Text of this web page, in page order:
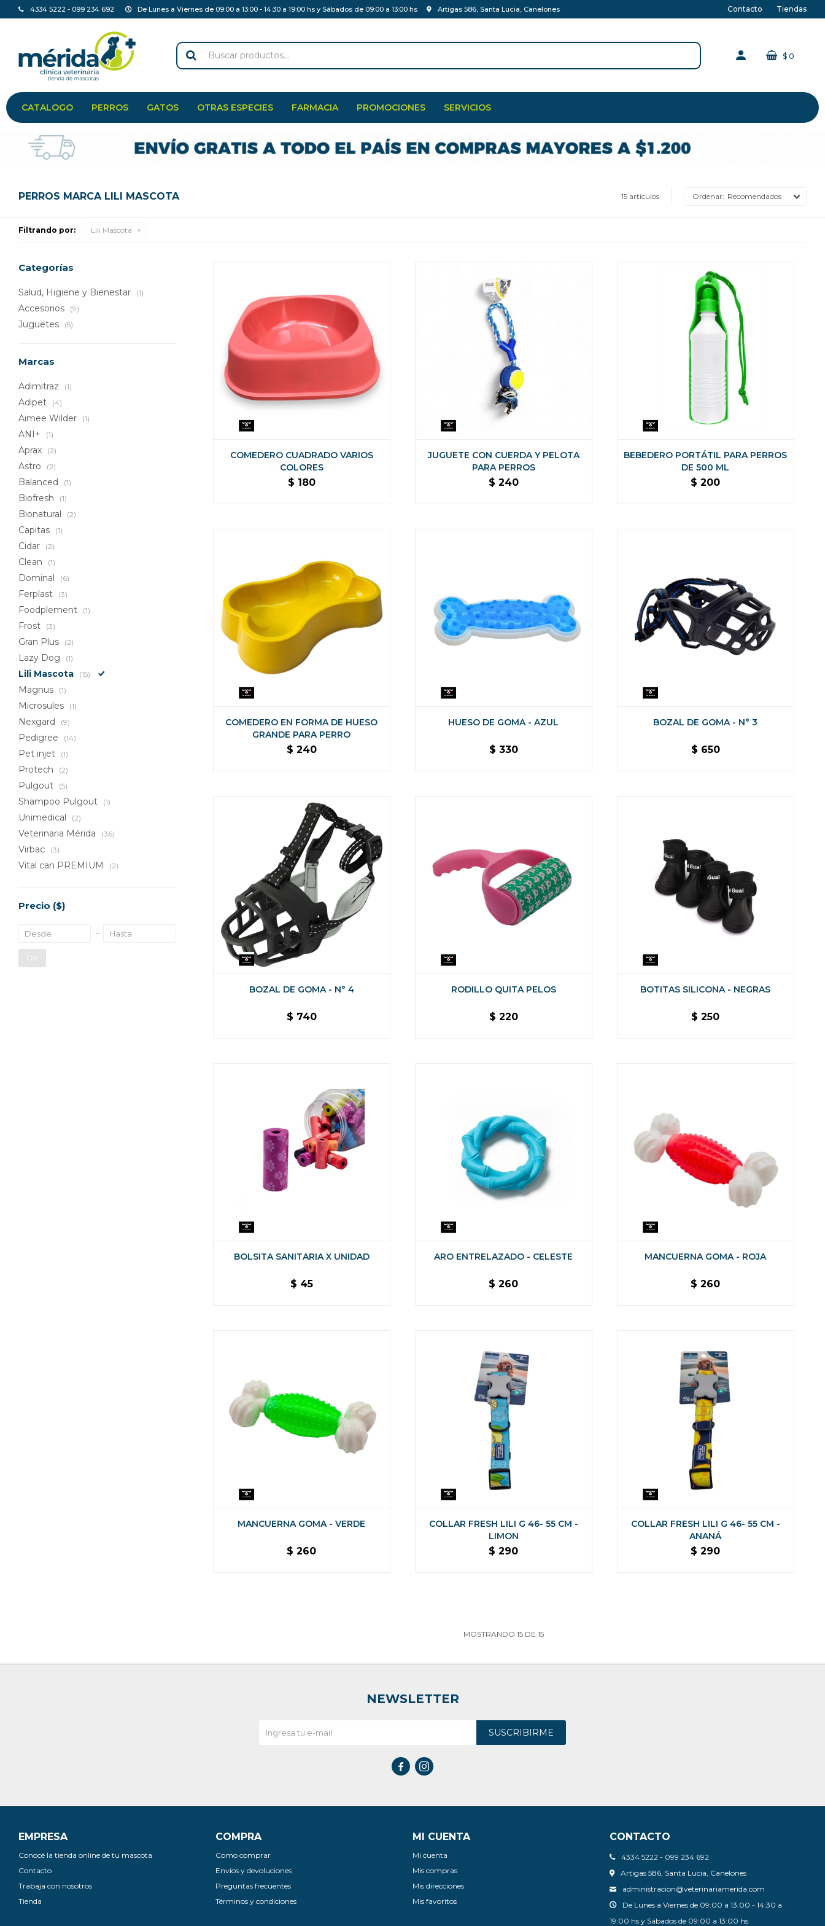
CATALOGO PERROS GATOS OTRAS ESPECIES FARMACIA PROMOCIONES SERVICIOS
$ 0
4334 5222 - 099 234 692 De Lunes a Viernes de 09:00 a 13:00 - 14:30 a 19:00 hs y Sábados de 09:00 a 13:00 hs Artigas 586, Santa Lucia, Canelones Contacto Tiendas
PERROS MARCA LILI MASCOTA 15 artículos Recomendados
Filtrando por: Lili Mascota
COMEDERO CUADRADO VARIOS
COLORES
$ 180
JUGUETE CON CUERDA Y PELOTA
PARA PERROS
$ 240
BEBEDERO PORTÁTIL PARA PERROS
DE 500 ML
$ 200
COMEDERO EN FORMA DE HUESO
GRANDE PARA PERRO
$ 240
HUESO DE GOMA - AZUL
$ 330
BOZAL DE GOMA - N° 3
$ 650
BOZAL DE GOMA - N° 4
$ 740
RODILLO QUITA PELOS
$ 220
BOTITAS SILICONA - NEGRAS
$ 250
BOLSITA SANITARIA X UNIDAD
$ 45
ARO ENTRELAZADO - CELESTE
$ 260
MANCUERNA GOMA - ROJA
$ 260
MANCUERNA GOMA - VERDE
$ 260
COLLAR FRESH LILI G 46- 55 CM -
LIMON
$ 290
COLLAR FRESH LILI G 46- 55 CM -
ANANÁ
$ 290
MOSTRANDO 15DE 15
Categorías
Salud, Higiene y Bienestar (1)
Accesorios (9)
Juguetes (5)
Marcas
Adimitraz (1)
Adipet (4)
Aimee Wilder (1)
ANI+ (1)
Aprax (2)
Astro (2)
Balanced (1)
Biofresh (1)
Bionatural (2)
Capitas (1)
Cidar (2)
Clean (1)
Dominal (6)
Ferplast (3)
Foodplement (1)
Frost (3)
Gran Plus (2)
Lazy Dog (1)
Lili Mascota (15)
Magnus (1)
Microsules (1)
Nexgard (9)
Pedigree (14)
Pet injet (1)
Protech (2)
Pulgout (5)
Shampoo Pulgout (1)
Unimedical (2)
Veterinaria Mérida (36)
Virbac (3)
Vital can PREMIUM (2)
Precio ($)
OK
CONTACTO
4334 5222 - 099 234 692
Artigas 586, Santa Lucia, Canelones
administracion@veterinariamerida.com
De Lunes a Viernes de 09:00 a 13:00 - 14:30 a
19:00 hs y Sábados de 09:00 a 13:00 hs
EMPRESA
Conocé la tienda online de tu mascota
Contacto
Trabaja con nosotros
Tienda
COMPRA
Como comprar
Envíos y devoluciones
Preguntas frecuentes
Términos y condiciones
MI CUENTA
Mi cuenta
Mis compras
Mis direcciones
Mis favoritos
NEWSLETTER
SUSCRIBIRME
 